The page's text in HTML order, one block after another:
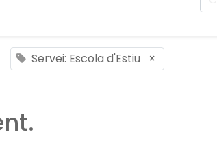
Servei: Escola d'Estiu ×